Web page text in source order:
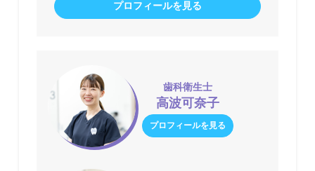
プロフィールを見る
歯科衛生士
高波可奈子
プロフィールを見る